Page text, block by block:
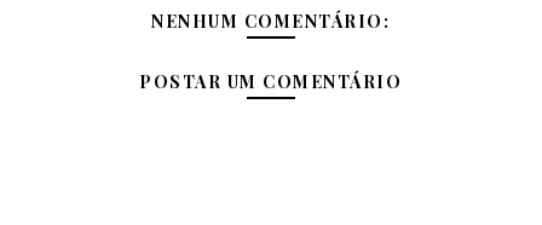
NENHUM COMENTÁRIO:
POSTAR UM COMENTÁRIO